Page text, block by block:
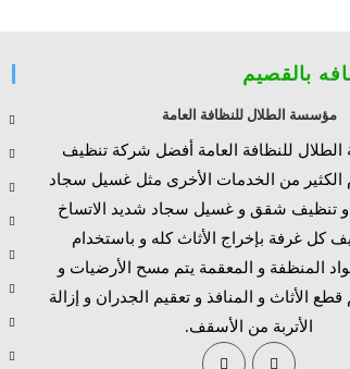
بالقصيم
مؤسسة الطلال للنظافة العامة
للنظافة العامة أفضل شركة تنظيف
الكثير من الخدمات الأخرى مثل غسيل سجاد
تنظيف شقق و غسيل سجاد شديد الاتساخ
كل غرفة بإخراج الأثاث كله و باستخدام
المنظفة و المعقمة يتم مسح الأرضيات و
قطع الأثاث و المنافذ و تعقيم الجدران و إزالة
الأتربة من الأسقف.
Opens
Opens